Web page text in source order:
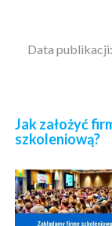
Data
Jak założyć
szkoleniową?